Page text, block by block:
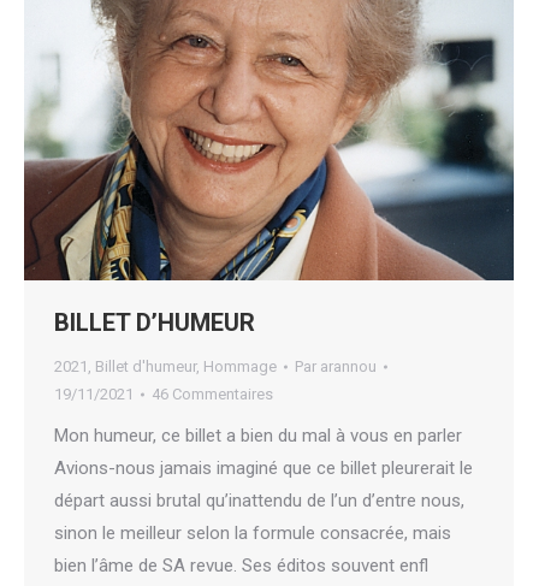
BILLET D’HUMEUR
2021 , Billet d'humeur, Hommage Par arannou
19/11/2021
46 Commentaires
Mon humeur, ce billet a bien du mal à vous en parler
Avions-nous jamais imaginé que ce billet pleurerait le
départ aussi brutal qu’inattendu de l’un d’entre nous,
sinon le meilleur selon la formule consacrée, mais
bien l’âme de SA revue. Ses éditos souvent enfl